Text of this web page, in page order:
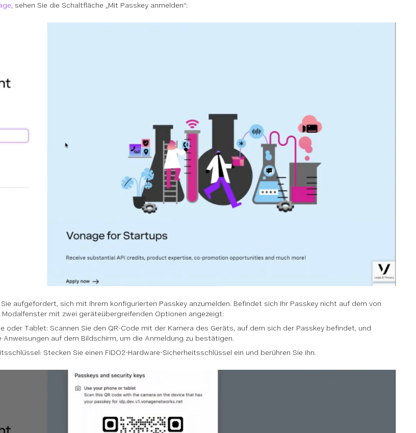
, sehen Sie die Schaltfläche „Mit Passkey anmelden“:
aufgefordert, sich mit Ihrem konfigurierten Passkey anzumelden. Befindet sich Ihr Passkey nicht auf dem von
Modalfenster mit zwei geräteübergreifenden Optionen angezeigt:
oder Tablet: Scannen Sie den QR-Code mit der Kamera des Geräts, auf dem sich der Passkey befindet, und
Anweisungen auf dem Bildschirm, um die Anmeldung zu bestätigen.
Stecken Sie einen FIDO2-Hardware-Sicherheitsschlüssel ein und berühren Sie ihn.